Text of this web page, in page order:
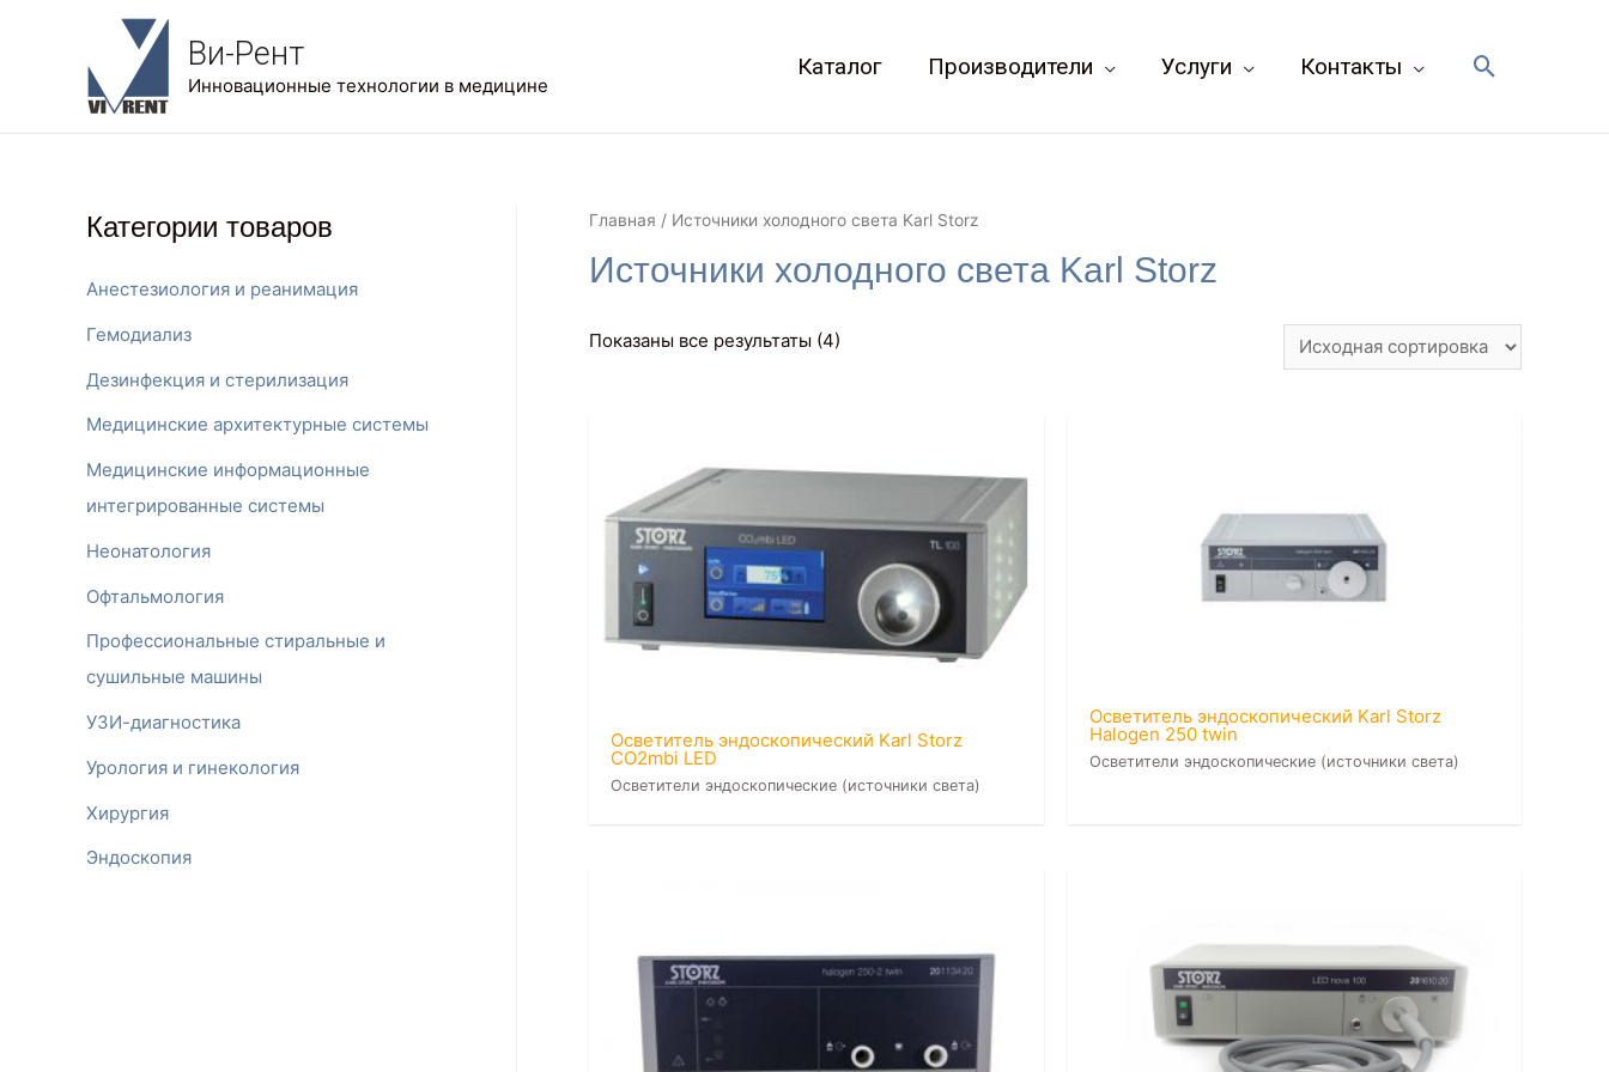
Ви-Рент
Инновационные технологии в медицине
Каталог Производители Услуги Контакты Поиск
Категории товаров
Анестезиология и реанимация
Гемодиализ
Дезинфекция и стерилизация
Медицинские архитектурные системы
Медицинские информационные
интегрированные системы
Неонатология
Офтальмология
Профессиональные стиральные и
сушильные машины
УЗИ-диагностика
Урология и гинекология
Хирургия
Эндоскопия
Главная / Источники холодного света Karl Storz
Источники холодного света Karl Storz
Показаны все результаты (4)
Осветитель эндоскопический Karl Storz
CO2mbi LED
Осветители эндоскопические (источники света)
Осветитель эндоскопический Karl Storz
Halogen 250 twin
Осветители эндоскопические (источники света)